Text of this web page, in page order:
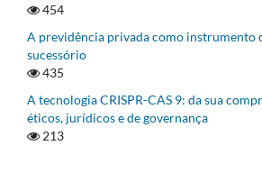
454
A previdência privada como instrumento
sucessório
435
A tecnologia CRISPR-CAS 9: da sua
éticos, jurídicos e de governança
213